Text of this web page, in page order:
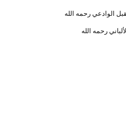
الوادعي رحمه الله
رحمه الله